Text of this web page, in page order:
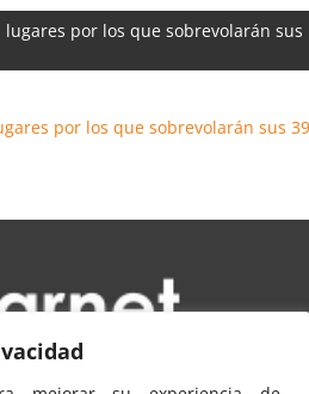
lugares por los que sobrevolarán sus
por los que sobrevolarán sus 39